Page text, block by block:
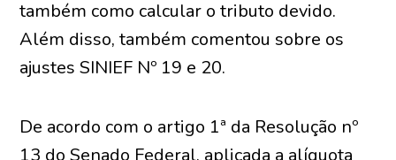
também como calcular o tributo devido.
Além disso, também comentou sobre os
ajustes SINIEF Nº 19 e 20.
De acordo com o artigo 1ª da Resolução nº
13 do Senado Federal, aplicada a alíquota